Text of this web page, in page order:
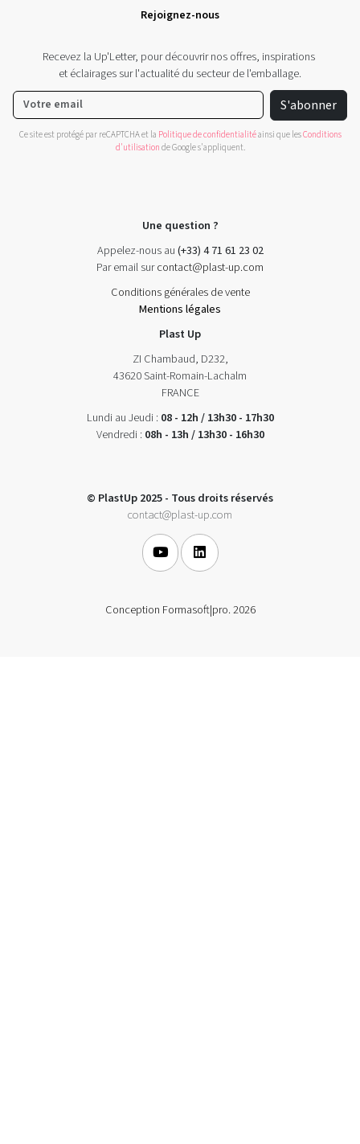
Rejoignez-nous
Recevez la Up'Letter, pour découvrir nos offres, inspirations
et éclairages sur l'actualité du secteur de l'emballage.
S'abonner
Ce site est protégé par reCAPTCHA et la Politique de confidentialitéainsi que lesConditions
d'utilisation de Google s'appliquent.
Une question ?
Appelez-nous au(+33) 4 71 61 23 02
Par email surcontact@plast-up.com
Conditions générales de vente
Mentions légales
Plast Up
ZI Chambaud, D232,
43620 Saint-Romain-Lachalm
FRANCE
Lundi au Jeudi : 08 - 12h / 13h30 - 17h30
Vendredi : 08h - 13h / 13h30 - 16h30
© PlastUp 2025 - Tous droits réservés
contact@plast-up.com
Conception Formasoft|pro. 2026